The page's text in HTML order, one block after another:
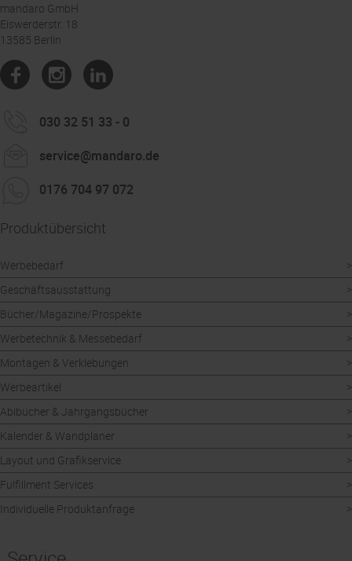
mandaro GmbH
Eiswerderstr. 18
13585 Berlin
030 32 51 33 - 0
service@mandaro.de
0176 704 97 072
Produktübersicht
Werbebedarf
Geschäftsausstattung
Bücher/Magazine/Prospekte
Werbetechnik & Messebedarf
Montagen & Verklebungen
Werbeartikel
Abibücher & Jahrgangsbücher
Kalender & Wandplaner
Layout und Grafikservice
Fulfillment Services
Individuelle Produktanfrage